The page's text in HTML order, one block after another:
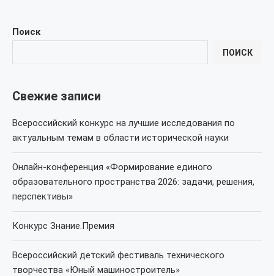
Поиск
ПОИСК
Свежие записи
Всероссийский конкурс на лучшие исследования по
актуальным темам в области исторической науки
Онлайн-конференция «Формирование единого
образовательного пространства 2026: задачи, решения,
перспективы»
Конкурс Знание.Премия
Всероссийский детский фестиваль технического
творчества «Юный машиностроитель»